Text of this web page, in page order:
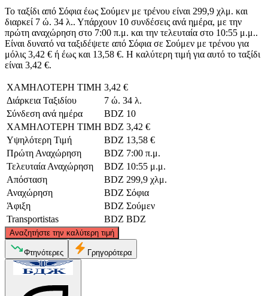
Το ταξίδι από Σόφια έως Σούμεν με τρένου είναι 299,9 χλμ. και
διαρκεί 7 ώ. 34 λ.. Υπάρχουν 10 συνδέσεις ανά ημέρα, με την
πρώτη αναχώρηση στο 7:00 π.μ. και την τελευταία στο 10:55 μ.μ..
Είναι δυνατό να ταξιδέψετε από Σόφια σε Σούμεν με τρένου για
μόλις 3,42 € ή έως και 13,58 €. Η καλύτερη τιμή για αυτό το ταξίδι
είναι 3,42 €.
ΧΑΜΗΛΟΤΕΡΗ ΤΙΜΗ 3,42 €
Διάρκεια Ταξιδίου
7 ώ. 34 λ.
Σύνδεση ανά ημέρα
BDZ 10
ΧΑΜΗΛΟΤΕΡΗ ΤΙΜΗ BDZ 3,42 €
Υψηλότερη Τιμή
BDZ 13,58 €
Πρώτη Αναχώρηση
BDZ 7:00 π.μ.
Τελευταία Αναχώρηση
BDZ 10:55 μ.μ.
Απόσταση
BDZ 299,9 χλμ.
Αναχώρηση
BDZ Σόφια
Άφιξη
BDZ Σούμεν
Transportistas
BDZ BDZ
Αναζητήστε την καλύτερη τιμή
©CARTO
Φτηνότερες Γρηγορότερα